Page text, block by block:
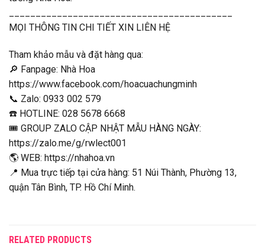
MỌI THÔNG TIN CHI TIẾT XIN LIÊN HỆ
Tham khảo mẫu và đặt hàng qua:
🔎 Fanpage: Nhà Hoa
https://www.facebook.com/hoacuachungminh
📞 Zalo: 0933 002 579
☎️ HOTLINE: 028 5678 6668
🎟 GROUP ZALO CẬP NHẬT MẪU HÀNG NGÀY:
https://zalo.me/g/rwlect001
🌎 WEB: https://nhahoa.vn
📍 Mua trực tiếp tại cửa hàng: 51 Núi Thành, Phường 13,
quận Tân Bình, TP. Hồ Chí Minh.
RELATED PRODUCTS